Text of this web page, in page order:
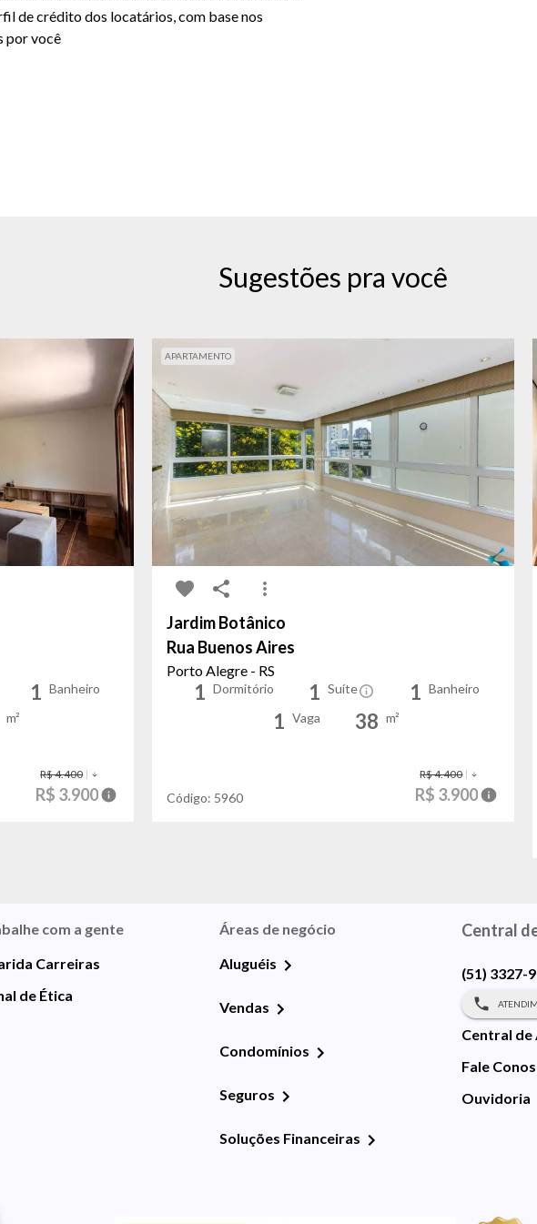
de crédito dos locatários, com base nos
por você
Sugestões pra você
1 Banheiro
m²
R$ 4.400
R$ 3.900
APARTAMENTO
Jardim Botânico
Rua Buenos Aires
Porto Alegre - RS
1 Dormitório 1 Suíte 1 Banheiro
1 Vaga 38 m²
Código: 5960
R$ 4.400
R$ 3.900
com a gente
Carreiras
de Ética
Áreas de negócio
Aluguéis
Vendas
Condomínios
Seguros
Soluções Financeiras
Central
(51) 3327-
Central de
Fale
Ouvidoria